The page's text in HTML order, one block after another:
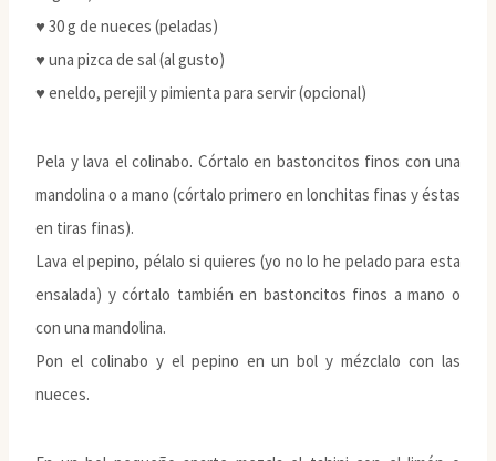
♥ 30 g de nueces (peladas)
♥ una pizca de sal (al gusto)
♥ eneldo, perejil y pimienta para servir (opcional)
Pela y lava el colinabo. Córtalo en bastoncitos finos con una
mandolina o a mano (córtalo primero en lonchitas finas y éstas
en tiras finas).
Lava el pepino, pélalo si quieres (yo no lo he pelado para esta
ensalada) y córtalo también en bastoncitos finos a mano o
con una mandolina.
Pon el colinabo y el pepino en un bol y mézclalo con las
nueces.